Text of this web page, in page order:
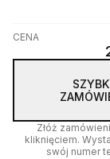
CENA
Złóż
kliknięciem.
swój numer